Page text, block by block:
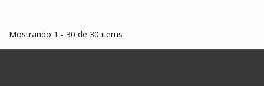
Mostrando 1 - 30 de 30 items